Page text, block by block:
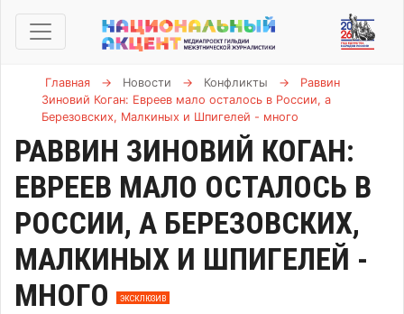
Главная → Новости → Конфликты →
Раввин
Зиновий Коган: Евреев мало осталось в России, а
Березовских, Малкиных и Шпигелей - много
РАВВИН ЗИНОВИЙ КОГАН:
ЕВРЕЕВ МАЛО ОСТАЛОСЬ В
РОССИИ, А БЕРЕЗОВСКИХ,
МАЛКИНЫХ И ШПИГЕЛЕЙ -
МНОГО
ЭКСКЛЮЗИВ